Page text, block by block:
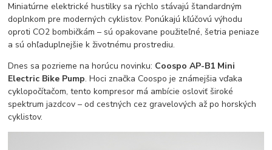
Miniatúrne elektrické hustilky sa rýchlo stávajú štandardným
doplnkom pre moderných cyklistov. Ponúkajú kľúčovú výhodu
oproti CO2 bombičkám – sú opakovane použiteľné, šetria peniaze
a sú ohľaduplnejšie k životnému prostrediu.
Dnes sa pozrieme na horúcu novinku: Coospo AP-B1 Mini
Electric Bike Pump. Hoci značka Coospo je známejšia vďaka
cyklopočítačom, tento kompresor má ambície osloviť široké
spektrum jazdcov – od cestných cez gravelových až po horských
cyklistov.